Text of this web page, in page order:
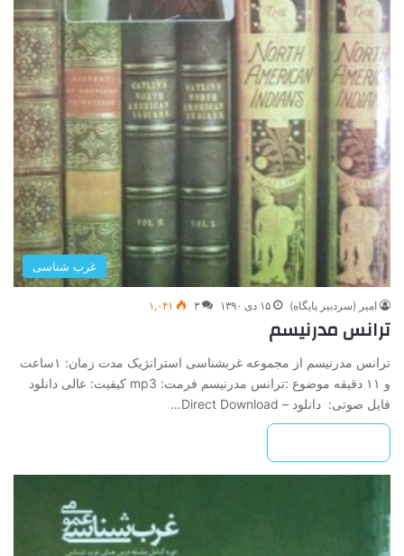
غرب شناسی
امیر (سردبیر پایگاه) ۱۵ دی ۱۳۹۰ ۳ ۱,۰۴۱
ترانس مدرنیسم
ترانس مدرنیسم از مجموعه غرب­شناسی استراتژیک مدت زمان: ۱ساعت
و ۱۱ دقیقه موضوع :ترانس مدرنیسم فرمت: mp3 کیفیت: عالی دانلود
فایل صوتی: دانلود – Direct Download…